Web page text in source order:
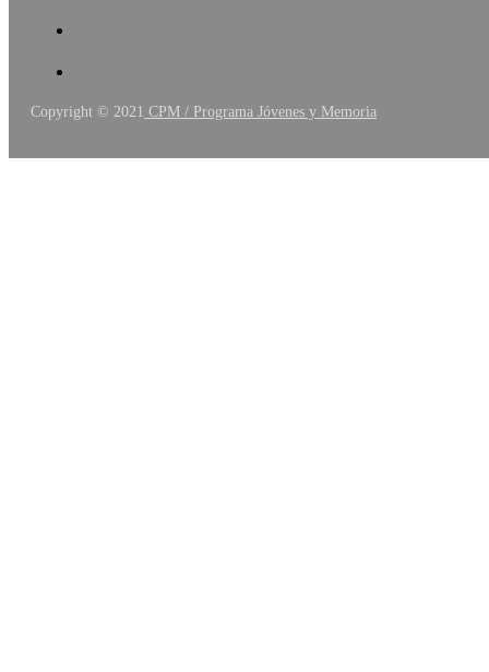
Copyright © 2021 CPM / Programa Jóvenes y Memoria